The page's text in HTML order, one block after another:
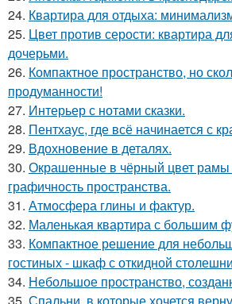
24. Квартира для отдыха:
25. Цвет против серости: квартира
дочерьми.
26. Компактное пространство, но
продуманности!
27. Интерьер с нотами сказки.
28. Пентхаус, где всё начинается с
29. Вдохновение в деталях.
30. Окрашенные в чёрный цвет рамы
графичность пространства.
31. Атмосфера глины и фактур.
32. Маленькая квартира с большим
33. Компактное решение для
гостиных - шкаф с откидной
34. Небольшое пространство,